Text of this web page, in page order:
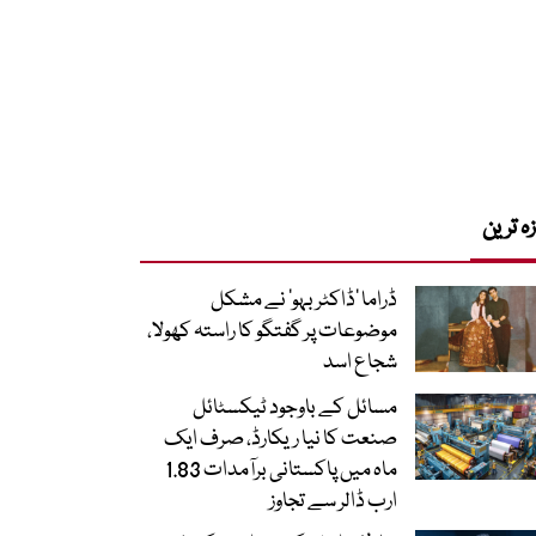
ترین
ڈراما ’ڈاکٹر بہو‘ نے مشکل
موضوعات پر گفتگو کا راستہ کھولا،
شجاع اسد
مسائل کے باوجود ٹیکسٹائل
صنعت کا نیا ریکارڈ، صرف ایک
ماہ میں پاکستانی برآمدات 1.83
ارب ڈالر سے تجاوز